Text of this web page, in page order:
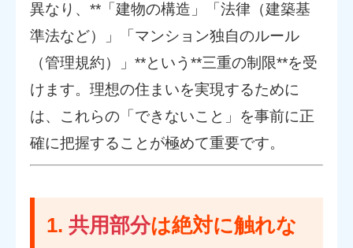
異なり、**「建物の構造」「法律（建築基
準法など）」「マンション独自のルール
（管理規約）」**という**三重の制限**を受
けます。理想の住まいを実現するために
は、これらの「できないこと」を事前に正
確に把握することが極めて重要です。
1. 共用部分は絶対に触れな